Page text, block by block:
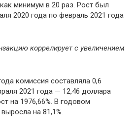
минимум в 20 раз. Рост был
2020 года по февраль 2021 года
коррелирует с увеличением
комиссия составляла 0,6
2021 года — 12,46 доллара
на 1976,66%. В годовом
на 81,1%.